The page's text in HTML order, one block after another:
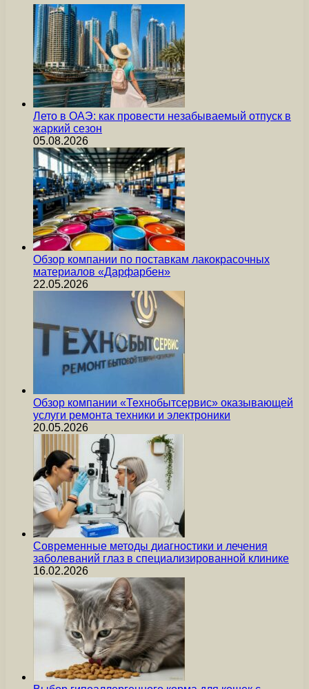
Лето в ОАЭ: как провести незабываемый отпуск в
жаркий сезон
05.08.2026
Обзор компании по поставкам лакокрасочных
материалов «Дарфарбен»
22.05.2026
Обзор компании «Технобытсервис» оказывающей
услуги ремонта техники и электроники
20.05.2026
Современные методы диагностики и лечения
заболеваний глаз в специализированной клинике
16.02.2026